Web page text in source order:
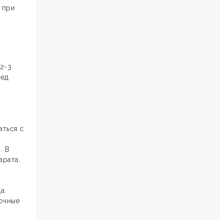
при
3
с
В